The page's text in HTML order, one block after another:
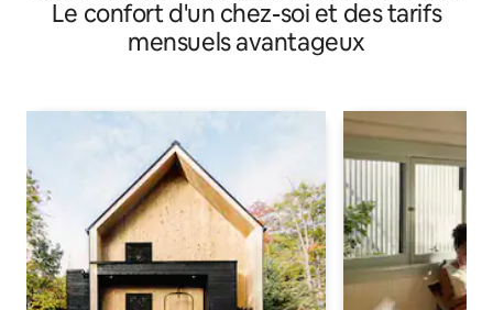
parking
Le confort d'un chez-soi et des tarifs
mensuels avantageux